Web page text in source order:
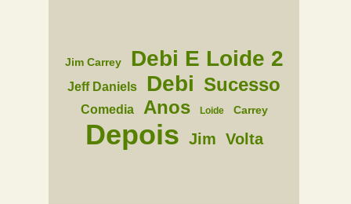
Jim Carrey Debi E Loide 2
Jeff Daniels Debi Sucesso
Comedia Anos Loide Carrey
Depois Jim Volta